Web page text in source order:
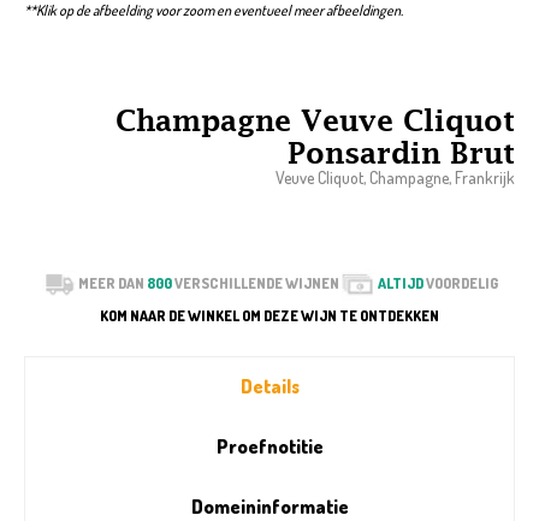
**Klik op de afbeelding voor zoom en eventueel meer afbeeldingen.
Champagne Veuve Cliquot
Ponsardin Brut
Veuve Cliquot, Champagne, Frankrijk
MEER DAN 800VERSCHILLENDE WIJNEN ALTIJDVOORDELIG
KOM NAAR DE WINKEL OM DEZE WIJN TE ONTDEKKEN
Details
Proefnotitie
Domeininformatie